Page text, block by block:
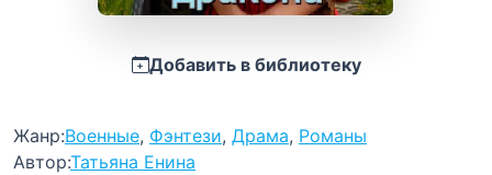
Добавить в библиотеку
Жанр:Военные, Фэнтези, Драма, Романы
Автор:Татьяна Енина